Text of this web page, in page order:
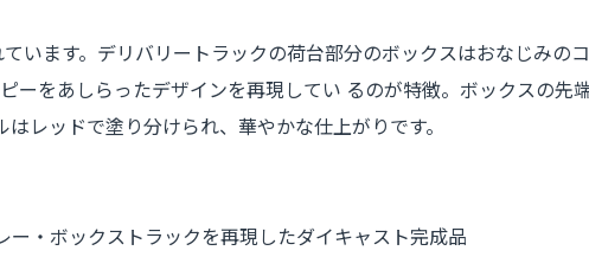
います。デリバリートラックの荷台部分のボックスはおなじみの
ーをあしらったデザインを再現してい るのが特徴。ボックスの先
レッドで塗り分けられ、華やかな仕上がりです。
・ボックストラックを再現したダイキャスト完成品